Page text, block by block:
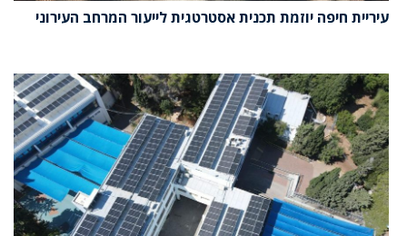
עיריית חיפה יוזמת תכנית אסטרטגית לייעור המרחב העירוני